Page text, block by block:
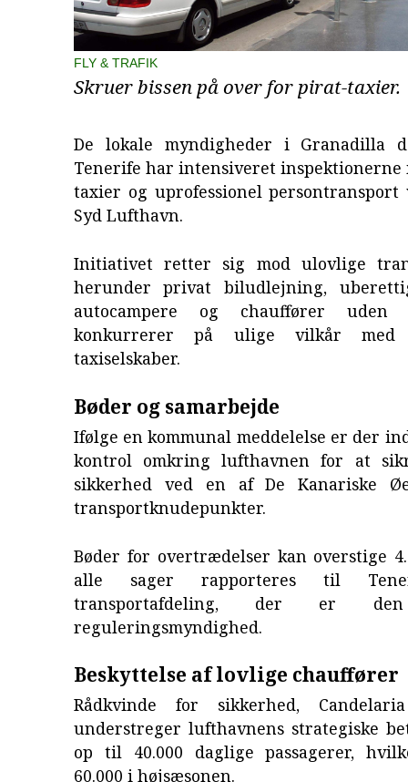
FLY & TRAFIK
Skruer bissen på over for pirat-taxier.
De lokale myndigheder i Granadilla
Tenerife har intensiveret inspektionerne
taxier og uprofessionel persontransport
Syd Lufthavn.
Initiativet retter sig mod ulovlige
herunder privat biludlejning,
autocampere og chauffører uden
konkurrerer på ulige vilkår med
taxiselskaber.
Bøder og samarbejde
Ifølge en kommunal meddelelse er der
kontrol omkring lufthavnen for at
sikkerhed ved en af De Kanariske
transportknudepunkter.
Bøder for overtrædelser kan overstige
alle sager rapporteres til
transportafdeling, der er
reguleringsmyndighed.
Beskyttelse af lovlige chauffører
Rådkvinde for sikkerhed,
understreger lufthavnens strategiske
op til 40.000 daglige passagerer,
60.000 i højsæsonen.